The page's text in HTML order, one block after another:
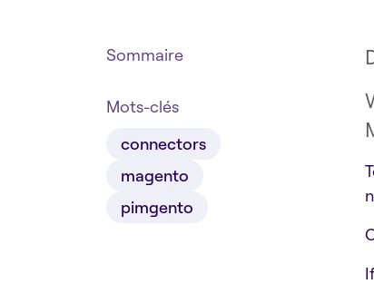
Sommaire
Mots-clés
connectors
magento
pimgento